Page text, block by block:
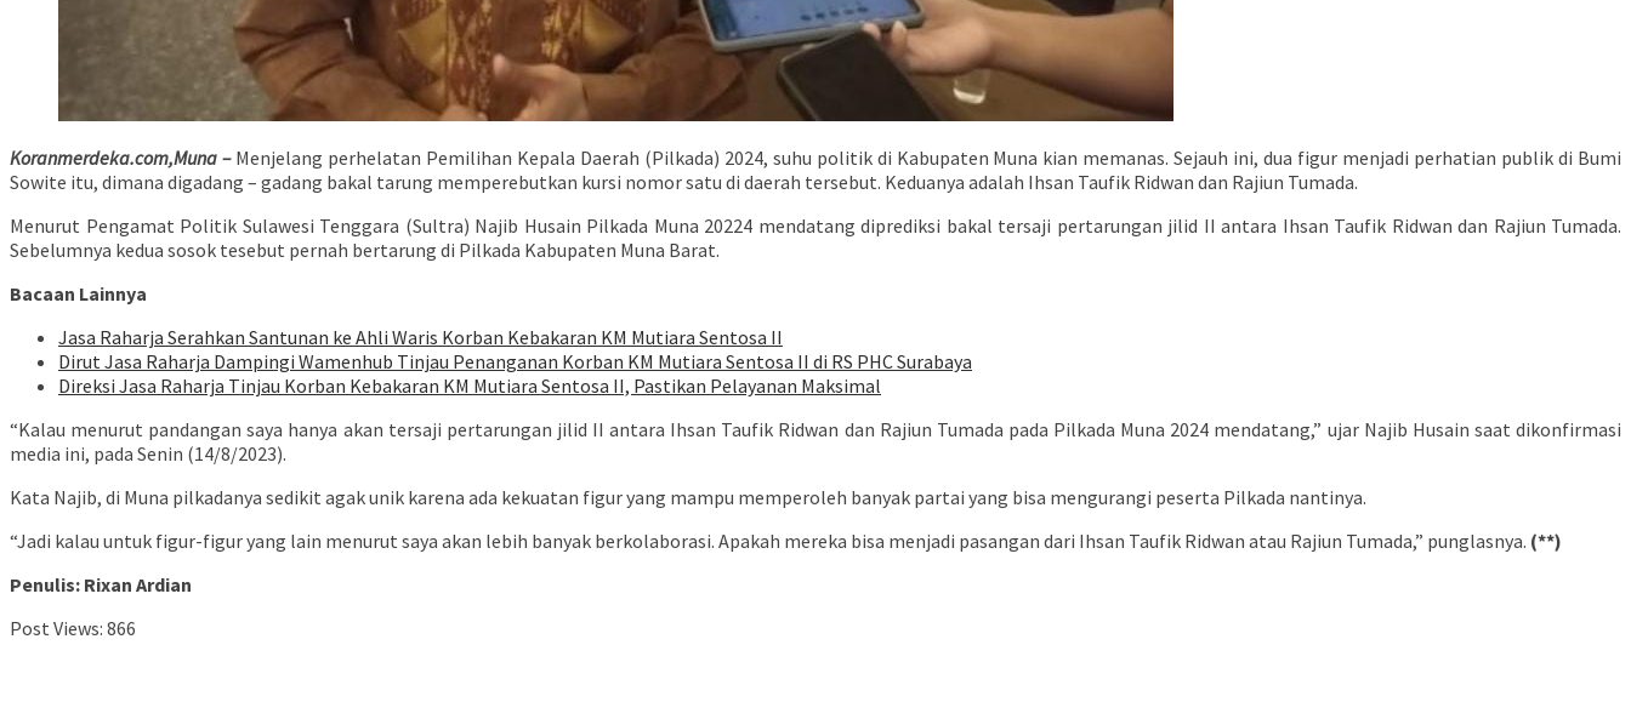
Koranmerdeka.com,Muna – Menjelang perhelatan Pemilihan Kepala Daerah (Pilkada) 2024, suhu politik di Kabupaten Muna kian memanas. Sejauh ini, dua figur menjadi perhatian publik di Bumi
Sowite itu, dimana digadang – gadang bakal tarung memperebutkan kursi nomor satu di daerah tersebut. Keduanya adalah Ihsan Taufik Ridwan dan Rajiun Tumada.
Menurut Pengamat Politik Sulawesi Tenggara (Sultra) Najib Husain Pilkada Muna 20224 mendatang diprediksi bakal tersaji pertarungan jilid II antara Ihsan Taufik Ridwan dan Rajiun Tumada.
Sebelumnya kedua sosok tesebut pernah bertarung di Pilkada Kabupaten Muna Barat.
Bacaan Lainnya
Jasa Raharja Serahkan Santunan ke Ahli Waris Korban Kebakaran KM Mutiara Sentosa II
Dirut Jasa Raharja Dampingi Wamenhub Tinjau Penanganan Korban KM Mutiara Sentosa II di RS PHC Surabaya
Direksi Jasa Raharja Tinjau Korban Kebakaran KM Mutiara Sentosa II, Pastikan Pelayanan Maksimal
“Kalau menurut pandangan saya hanya akan tersaji pertarungan jilid II antara Ihsan Taufik Ridwan dan Rajiun Tumada pada Pilkada Muna 2024 mendatang,” ujar Najib Husain saat dikonfirmasi
media ini, pada Senin (14/8/2023).
Kata Najib, di Muna pilkadanya sedikit agak unik karena ada kekuatan figur yang mampu memperoleh banyak partai yang bisa mengurangi peserta Pilkada nantinya.
“Jadi kalau untuk figur-figur yang lain menurut saya akan lebih banyak berkolaborasi. Apakah mereka bisa menjadi pasangan dari Ihsan Taufik Ridwan atau Rajiun Tumada,” punglasnya. (**)
Penulis: Rixan Ardian
Post Views: 866